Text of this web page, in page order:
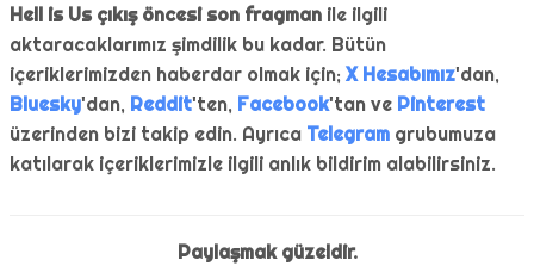
Hell is Us çıkış öncesi son fragman ile ilgili
aktaracaklarımız şimdilik bu kadar. Bütün
içeriklerimizden haberdar olmak için; X Hesabımız'dan,
Bluesky'dan, Reddit'ten, Facebook'tan ve Pinterest
üzerinden bizi takip edin. Ayrıca Telegram grubumuza
katılarak içeriklerimizle ilgili anlık bildirim alabilirsiniz.
Paylaşmak güzeldir.